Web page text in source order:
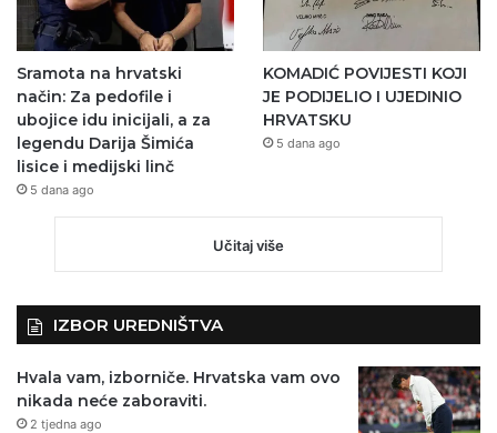
Sramota na hrvatski
način: Za pedofile i
ubojice idu inicijali, a za
legendu Darija Šimića
lisice i medijski linč
5 dana ago
KOMADIĆ POVIJESTI KOJI
JE PODIJELIO I UJEDINIO
HRVATSKU
5 dana ago
Učitaj više
IZBOR UREDNIŠTVA
Hvala vam, izborniče. Hrvatska vam ovo
nikada neće zaboraviti.
2 tjedna ago